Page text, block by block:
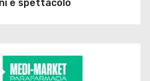
e spettacolo